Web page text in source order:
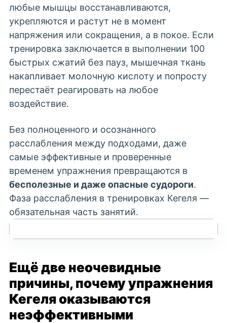
любые мышцы восстанавливаются,
укрепляются и растут не в момент
напряжения или сокращения, а в покое. Если
тренировка заключается в выполнении 100
быстрых сжатий без пауз, мышечная ткань
накапливает молочную кислоту и попросту
перестаёт реагировать на любое
воздействие.
Без полноценного и осознанного
расслабления между подходами, даже
самые эффективные и проверенные
временем упражнения превращаются в
бесполезные и даже опасные судороги.
Фаза расслабления в тренировках Кегеля —
обязательная часть занятий.
Ещё две неочевидные
причины, почему упражнения
Кегеля оказываются
неэффективными